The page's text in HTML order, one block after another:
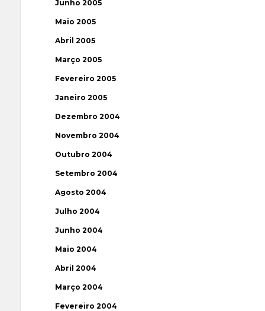
Junho 2005
Maio 2005
Abril 2005
Março 2005
Fevereiro 2005
Janeiro 2005
Dezembro 2004
Novembro 2004
Outubro 2004
Setembro 2004
Agosto 2004
Julho 2004
Junho 2004
Maio 2004
Abril 2004
Março 2004
Fevereiro 2004